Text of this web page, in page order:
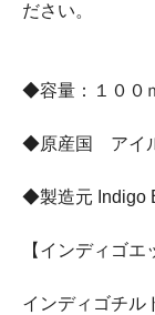
ださい。
◆容量：１００
◆原産国 アイ
◆製造元 Indigo
【インディゴエ
インディゴチル